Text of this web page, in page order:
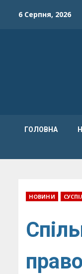
6 Серпня, 2026
ГОЛОВНА
НОВИНИ